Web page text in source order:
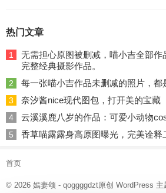
热门文章
1
无需担心原图被删减，喵小吉全部
完整经典摄影作品。
2 每一张喵小吉作品未删减的照片，都
3 奈汐酱nice现代图包，打开美的宝藏
4 云溪溪鹿八岁的作品：可爱小动物
5 香草喵露露身高原图曝光，完美诠释
首页
© 2026 嫣妻颂 - qoggggdzt原创 WordPress 主